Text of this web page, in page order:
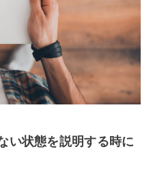
い状態を説明する時に